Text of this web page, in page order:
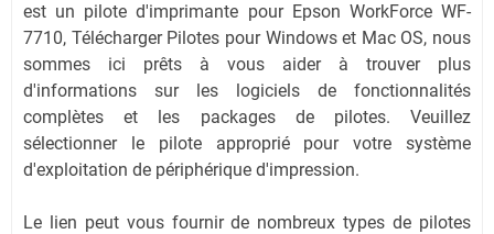
est un pilote d'imprimante pour Epson WorkForce WF-
7710, Télécharger Pilotes pour Windows et Mac OS, nous
sommes ici prêts à vous aider à trouver plus
d'informations sur les logiciels de fonctionnalités
complètes et les packages de pilotes. Veuillez
sélectionner le pilote approprié pour votre système
d'exploitation de périphérique d'impression.
Le lien peut vous fournir de nombreux types de pilotes